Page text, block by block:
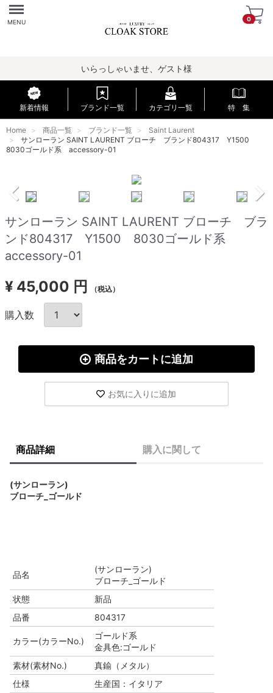
Menu
MENU 0
いらっしゃいませ、ゲスト様
新着情報 ブランド一覧 カテゴリ一覧 特 集
Home 商品一覧 ブランド一覧
Saint Laurent
サンローラン SAINT LAURENT ブローチ ブランド804317 Y1500
8030ゴールド系 accessory-01
サンローラン SAINT LAURENT ブローチ ブラ
ンド804317 Y1500 8030ゴールド系
accessory-01
¥ 45,000 円 （税込）
購入数
商品をカートに追加
お気に入りに追加
商品詳細 購入に関して
(サンローラン)
ブローチ_ゴールド
品名
(サンローラン)
ブローチ_ゴールド
状態
新品
品番
804317
カラー(カラーNo.)
ゴールド系
金具色:ゴールド
素材(素材No.)
真鍮（メタル）
仕様
生産国：イタリア